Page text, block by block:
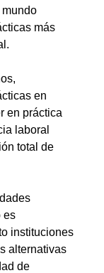
más
en
en práctica
laboral
total de
es
instituciones
alternativas
de